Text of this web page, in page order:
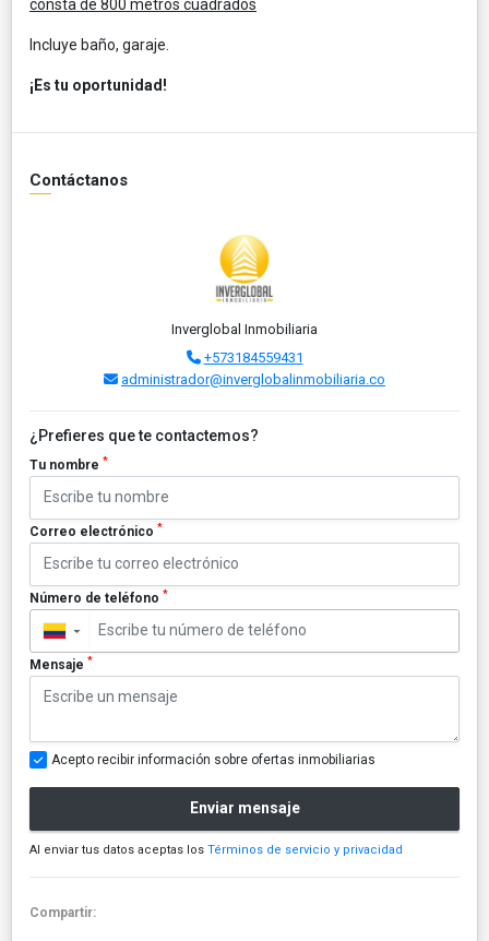
consta de 800 metros cuadrados
Incluye baño, garaje.
¡Es tu oportunidad!
Contáctanos
Inverglobal Inmobiliaria
+573184559431
administrador@inverglobalinmobiliaria.co
¿Prefieres que te contactemos?
Tu nombre *
Correo electrónico *
Número de teléfono *
▼
Mensaje *
Acepto recibir información sobre ofertas inmobiliarias
Enviar mensaje
Al enviar tus datos aceptas los Términos de servicio y privacidad
Compartir: